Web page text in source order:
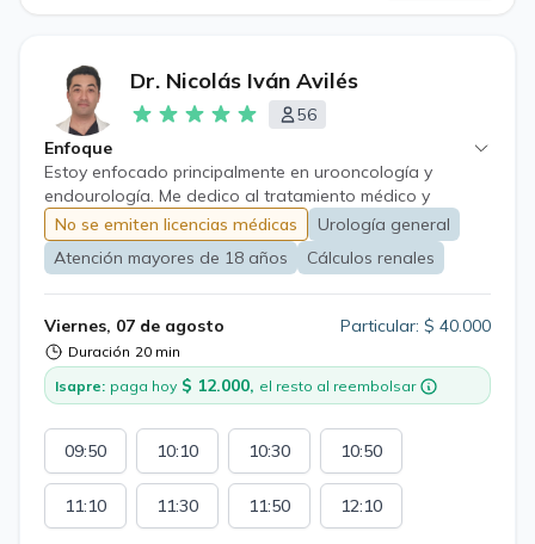
Dr. Nicolás Iván Avilés
56
Enfoque
Estoy enfocado principalmente en urooncología y
endourología. Me dedico al tratamiento médico y
quirúrgico de patologías urológicas en hombres y
mujeres, con especial énfasis en la hiperplasia prostática
benigna, los cálculos urinarios y los distintos tipos de
cáncer urológico. Realizo cirugía endoscópica, incluida
la enucleación prostática con láser (HoLEP); tratamiento
quirúrgico de litiasis urinaria por diversas vías,
incluyendo la nefrolitotomía percutánea; cirugía
laparoscópica avanzada; cirugía robótica, y cirugía
abierta tanto genital como abdominal.
No se emiten licencias médicas
Urología general
Atención mayores de 18 años
Cálculos renales
Viernes, 07 de agosto
Duración 20 min
Particular: $ 40.000
Isapre: paga hoy $ 12.000, el resto al reembolsar
09:50 10:10 10:30 10:50
11:10 11:30 11:50 12:10